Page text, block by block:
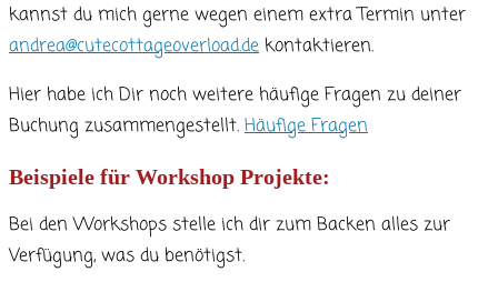
kannst du mich gerne wegen einem extra Termin unter
andrea@cutecottageoverload.de kontaktieren.
Hier habe ich Dir noch weitere häufige Fragen zu deiner
Buchung zusammengestellt. Häufige Fragen
Beispiele für Workshop Projekte:
Bei den Workshops stelle ich dir zum Backen alles zur
Verfügung, was du benötigst.